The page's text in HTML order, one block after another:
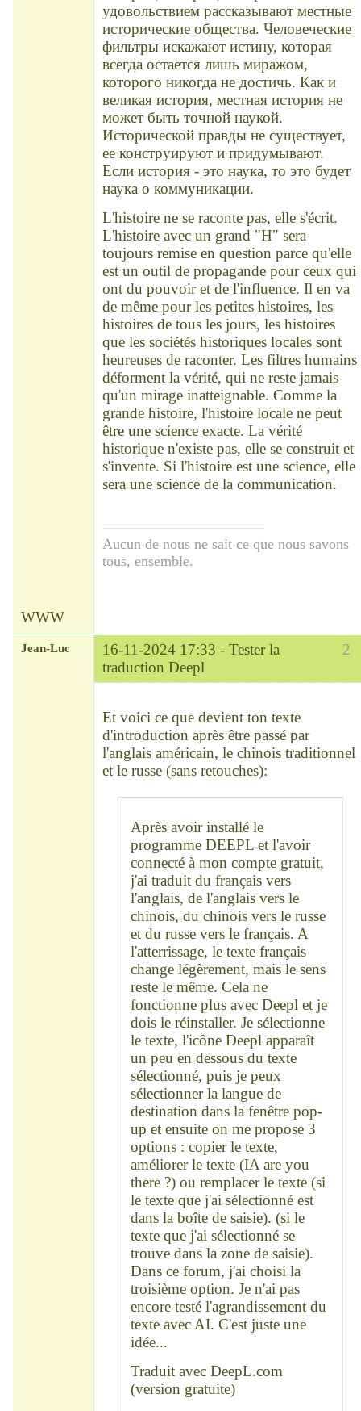
удовольствием рассказывают местные
исторические общества. Человеческие
фильтры искажают истину, которая
всегда остается лишь миражом,
которого никогда не достичь. Как и
великая история, местная история не
может быть точной наукой.
Исторической правды не существует,
ее конструируют и придумывают.
Если история - это наука, то это будет
наука о коммуникации.
L'histoire ne se raconte pas, elle s'écrit.
L'histoire avec un grand "H" sera
toujours remise en question parce qu'elle
est un outil de propagande pour ceux qui
ont du pouvoir et de l'influence. Il en va
de même pour les petites histoires, les
histoires de tous les jours, les histoires
que les sociétés historiques locales sont
heureuses de raconter. Les filtres humains
déforment la vérité, qui ne reste jamais
qu'un mirage inatteignable. Comme la
grande histoire, l'histoire locale ne peut
être une science exacte. La vérité
historique n'existe pas, elle se construit et
s'invente. Si l'histoire est une science, elle
sera une science de la communication.
Aucun de nous ne sait ce que nous savons
tous, ensemble.
WWW
2
Jean-Luc 16-11-2024 17:33 - Tester la
traduction Deepl
Et voici ce que devient ton texte
d'introduction après être passé par
l'anglais américain, le chinois traditionnel
et le russe (sans retouches):
Après avoir installé le
programme DEEPL et l'avoir
connecté à mon compte gratuit,
j'ai traduit du français vers
l'anglais, de l'anglais vers le
chinois, du chinois vers le russe
et du russe vers le français. A
l'atterrissage, le texte français
change légèrement, mais le sens
reste le même. Cela ne
fonctionne plus avec Deepl et je
dois le réinstaller. Je sélectionne
le texte, l'icône Deepl apparaît
un peu en dessous du texte
sélectionné, puis je peux
sélectionner la langue de
destination dans la fenêtre pop-
up et ensuite on me propose 3
options : copier le texte,
améliorer le texte (IA are you
there ?) ou remplacer le texte (si
le texte que j'ai sélectionné est
dans la boîte de saisie). (si le
texte que j'ai sélectionné se
trouve dans la zone de saisie).
Dans ce forum, j'ai choisi la
troisième option. Je n'ai pas
encore testé l'agrandissement du
texte avec AI. C'est juste une
idée...
Traduit avec DeepL.com
(version gratuite)